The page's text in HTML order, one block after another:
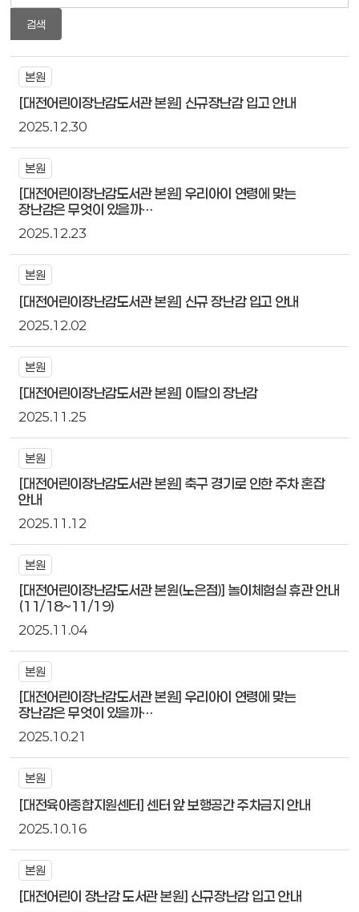
검색
본원
[대전어린이장난감도서관 본원] 신규장난감 입고 안내
2025.12.30
본원
[대전어린이장난감도서관 본원] 우리아이 연령에 맞는
장난감은 무엇이 있을까…
2025.12.23
본원
[대전어린이장난감도서관 본원] 신규 장난감 입고 안내
2025.12.02
본원
[대전어린이장난감도서관 본원] 이달의 장난감
2025.11.25
본원
[대전어린이장난감도서관 본원] 축구 경기로 인한 주차 혼잡
안내
2025.11.12
본원
[대전어린이장난감도서관 본원(노은점)] 놀이체험실 휴관 안내
(11/18~11/19)
2025.11.04
본원
[대전어린이장난감도서관 본원] 우리아이 연령에 맞는
장난감은 무엇이 있을까…
2025.10.21
본원
[대전육아종합지원센터] 센터 앞 보행공간 주차금지 안내
2025.10.16
본원
[대전어린이 장난감 도서관 본원] 신규장난감 입고 안내